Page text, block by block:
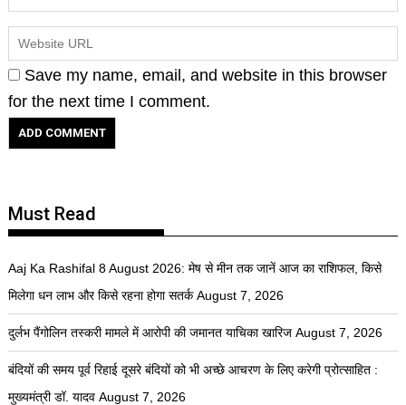
Save my name, email, and website in this browser
for the next time I comment.
Must Read
Aaj Ka Rashifal 8 August 2026: मेष से मीन तक जानें आज का राशिफल, किसे
मिलेगा धन लाभ और किसे रहना होगा सतर्क August 7, 2026
दुर्लभ पैंगोलिन तस्करी मामले में आरोपी की जमानत याचिका खारिज August 7, 2026
बंदियों की समय पूर्व रिहाई दूसरे बंदियों को भी अच्छे आचरण के लिए करेगी प्रोत्साहित :
मुख्यमंत्री डॉ. यादव August 7, 2026